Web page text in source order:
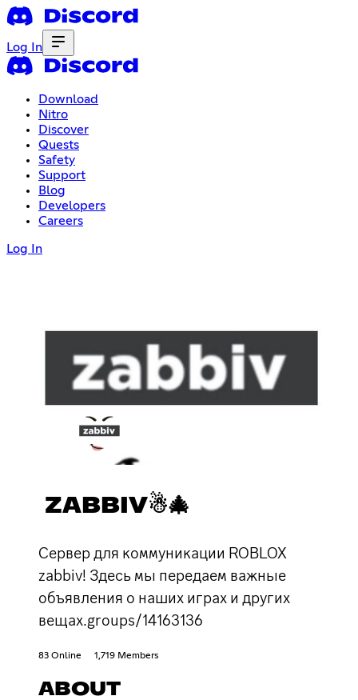
Log In
Download
Nitro
Discover
Quests
Safety
Support
Blog
Developers
Careers
Log In
ZABBIV☃🎄
Сервер для коммуникации ROBLOX
zabbiv! Здесь мы передаем важные
объявления о наших играх и других
вещах.groups/14163136
83 Online 1,719 Members
ABOUT